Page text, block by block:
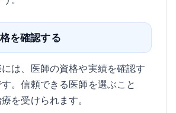
を確認する
は、医師の資格や実績を確認す
。信頼できる医師を選ぶこと
を受けられます。